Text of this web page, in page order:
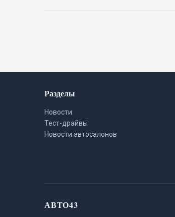
Разделы
Новости
Тест-драйвы
Новости автосалонов
АВТО43